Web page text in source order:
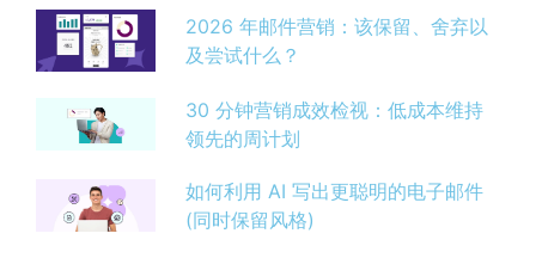
2026 年邮件营销：该保留、舍弃以
及尝试什么？
30 分钟营销成效检视：低成本维持
领先的周计划
如何利用 AI 写出更聪明的电子邮件
(同时保留风格)